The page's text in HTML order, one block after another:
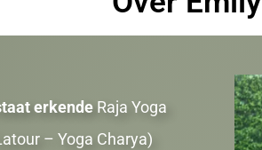
erkende Raja Yoga
– Yoga Charya)